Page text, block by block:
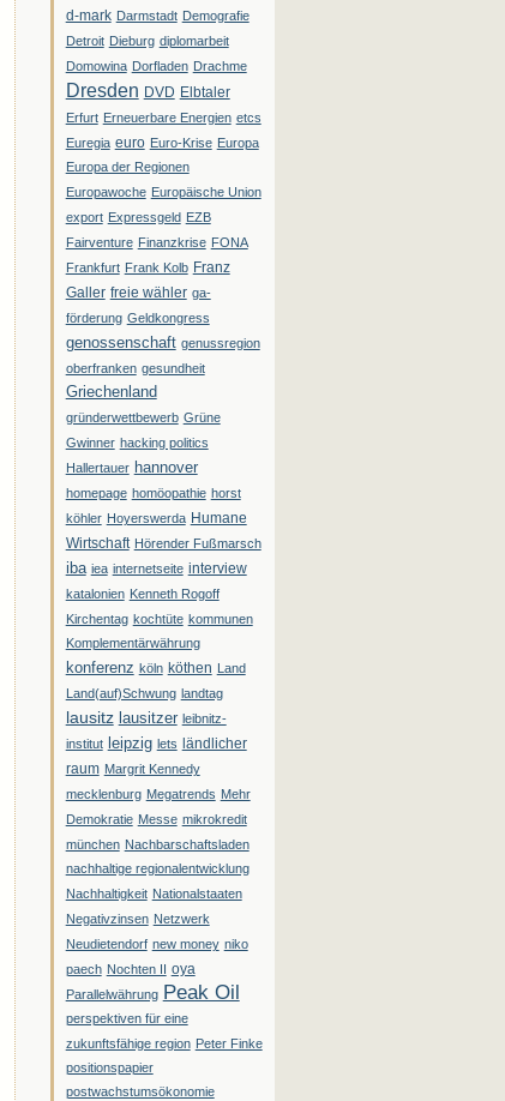
d-mark Darmstadt Demografie
Detroit Dieburg diplomarbeit
Domowina Dorfladen Drachme
Dresden DVD Elbtaler
Erfurt Erneuerbare Energien etcs
Euregia euro Euro-Krise Europa
Europa der Regionen
Europawoche Europäische Union
export Expressgeld EZB
Fairventure Finanzkrise FONA
Frankfurt Frank Kolb Franz
Galler freie wähler ga-
förderung Geldkongress
genossenschaft genussregion
oberfranken gesundheit
Griechenland
gründerwettbewerb Grüne
Gwinner hacking politics
Hallertauer hannover
homepage homöopathie horst
köhler Hoyerswerda Humane
Wirtschaft Hörender Fußmarsch
iba iea internetseite interview
katalonien Kenneth Rogoff
Kirchentag kochtüte kommunen
Komplementärwährung
konferenz köln köthen Land
Land(auf)Schwung landtag
lausitz lausitzer leibnitz-
institut
leipzig lets
ländlicher
raum Margrit Kennedy
mecklenburg Megatrends Mehr
Demokratie Messe mikrokredit
münchen Nachbarschaftsladen
nachhaltige regionalentwicklung
Nachhaltigkeit Nationalstaaten
Negativzinsen Netzwerk
Neudietendorf new money niko
paech Nochten II oya
Parallelwährung Peak Oil
perspektiven für eine
zukunftsfähige region Peter Finke
positionspapier
postwachstumsökonomie